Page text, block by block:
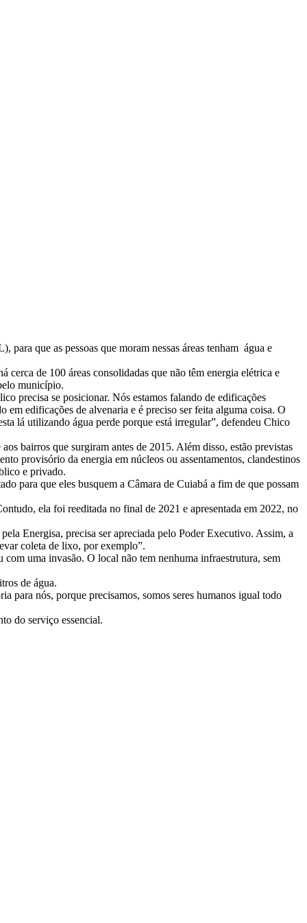
que as pessoas que moram nessas áreas tenham água e
cerca de 100 áreas consolidadas que não têm energia elétrica e
município.
precisa se posicionar. Nós estamos falando de edificações
em edificações de alvenaria e é preciso ser feita alguma coisa. O
lá utilizando água perde porque está irregular”, defendeu Chico
bairros que surgiram antes de 2015. Além disso, estão previstas
provisório da energia em núcleos ou assentamentos, clandestinos
e privado.
para que eles busquem a Câmara de Cuiabá a fim de que possam
ela foi reeditada no final de 2021 e apresentada em 2022, no
Energisa, precisa ser apreciada pelo Poder Executivo. Assim, a
coleta de lixo, por exemplo”.
uma invasão. O local não tem nenhuma infraestrutura, sem
de água.
para nós, porque precisamos, somos seres humanos igual todo
do serviço essencial.